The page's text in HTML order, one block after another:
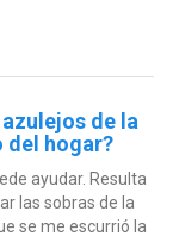
de la
del hogar?
ayudar. Resulta
las sobras de la
se me escurrió la